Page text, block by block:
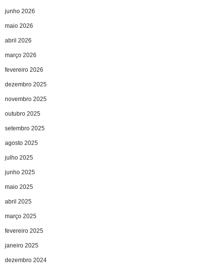
junho 2026
maio 2026
abril 2026
março 2026
fevereiro 2026
dezembro 2025
novembro 2025
outubro 2025
setembro 2025
agosto 2025
julho 2025
junho 2025
maio 2025
abril 2025
março 2025
fevereiro 2025
janeiro 2025
dezembro 2024